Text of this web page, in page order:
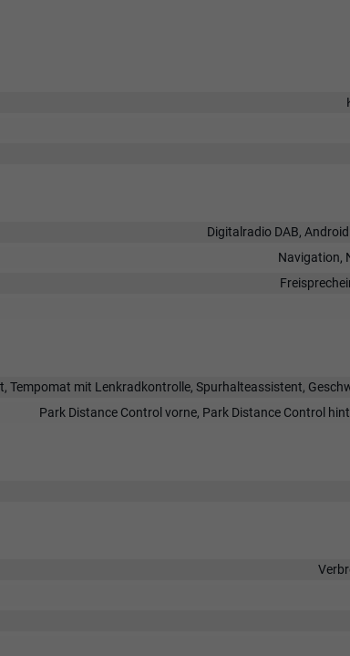
Digitalradio DAB,
Navigation,
Tempomat mit Lenkradkontrolle, Spurhalteassistent,
Park Distance Control vorne, Park Distance Control